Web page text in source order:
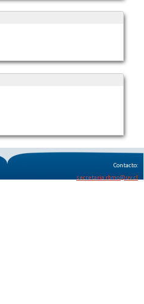
Contacto:
secretaria.rbmo@uv.cl